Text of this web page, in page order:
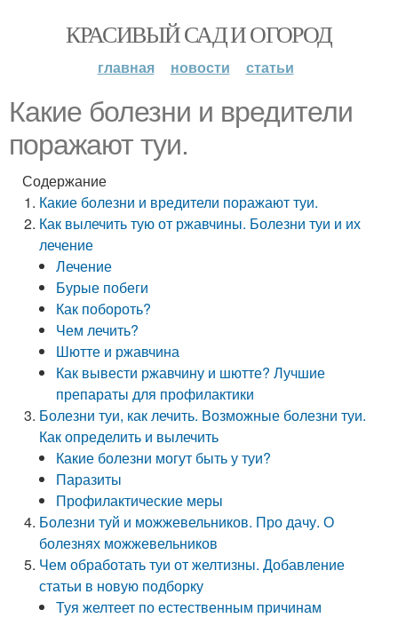
КРАСИВЫЙ САД И ОГОРОД
главная новости статьи
Какие болезни и вредители
поражают туи.
Содержание
Какие болезни и вредители поражают туи.
Как вылечить тую от ржавчины. Болезни туи и их
лечение
Лечение
Бурые побеги
Как побороть?
Чем лечить?
Шютте и ржавчина
Как вывести ржавчину и шютте? Лучшие
препараты для профилактики
Болезни туи, как лечить. Возможные болезни туи.
Как определить и вылечить
Какие болезни могут быть у туи?
Паразиты
Профилактические меры
Болезни туй и можжевельников. Про дачу. О
болезнях можжевельников
Чем обработать туи от желтизны. Добавление
статьи в новую подборку
Туя желтеет по естественным причинам